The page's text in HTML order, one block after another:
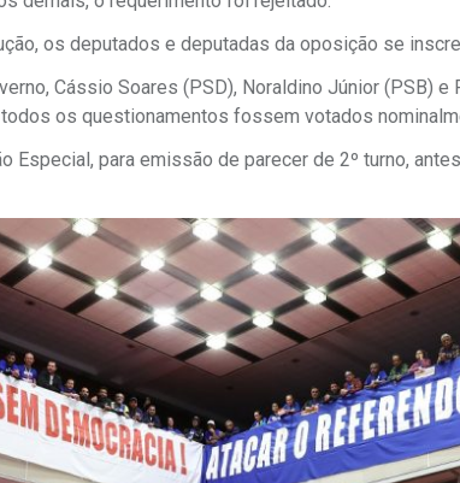
os deputados e deputadas da oposição se
Cássio Soares (PSD), Noraldino Júnior (PSB) e
os questionamentos fossem votados
Especial, para emissão de parecer de 2º turno,